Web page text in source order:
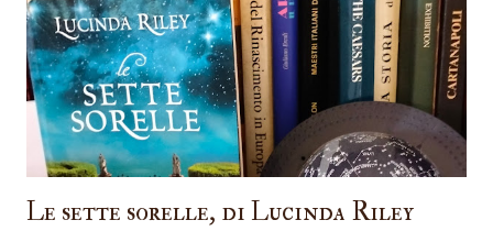
Le sette sorelle, di Lucinda Riley